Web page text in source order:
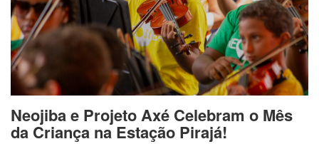
Neojiba e Projeto Axé Celebram o Mês
da Criança na Estação Pirajá!